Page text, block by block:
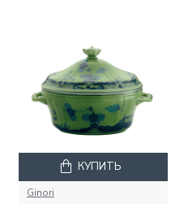
Ginori
КУПИТЬ